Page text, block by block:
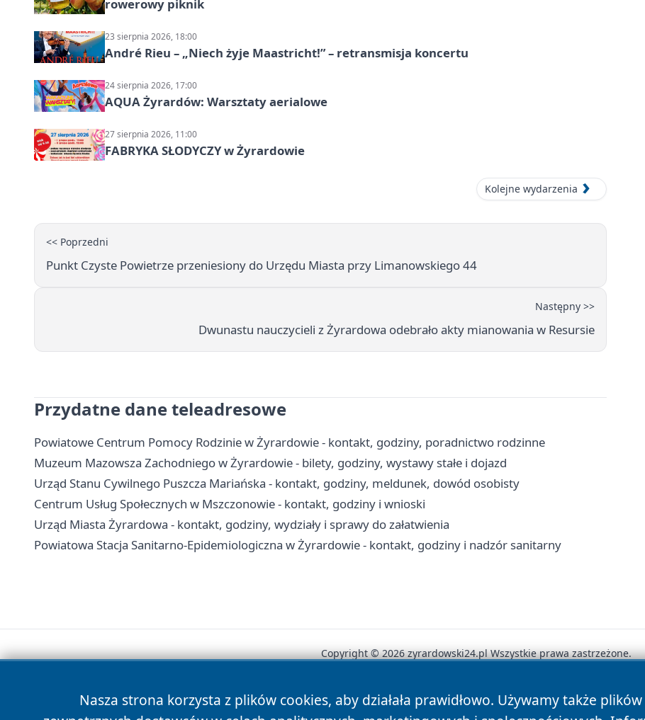
rowerowy piknik
23 sierpnia 2026, 18:00
André Rieu – „Niech żyje Maastricht!” – retransmisja koncertu
24 sierpnia 2026, 17:00
AQUA Żyrardów: Warsztaty aerialowe
27 sierpnia 2026, 11:00
FABRYKA SŁODYCZY w Żyrardowie
Kolejne wydarzenia
<< Poprzedni
Punkt Czyste Powietrze przeniesiony do Urzędu Miasta przy Limanowskiego 44
Następny >>
Dwunastu nauczycieli z Żyrardowa odebrało akty mianowania w Resursie
Przydatne dane teleadresowe
Powiatowe Centrum Pomocy Rodzinie w Żyrardowie - kontakt, godziny, poradnictwo rodzinne
Muzeum Mazowsza Zachodniego w Żyrardowie - bilety, godziny, wystawy stałe i dojazd
Urząd Stanu Cywilnego Puszcza Mariańska - kontakt, godziny, meldunek, dowód osobisty
Centrum Usług Społecznych w Mszczonowie - kontakt, godziny i wnioski
Urząd Miasta Żyrardowa - kontakt, godziny, wydziały i sprawy do załatwienia
Powiatowa Stacja Sanitarno-Epidemiologiczna w Żyrardowie - kontakt, godziny i nadzór sanitarny
Nasza strona korzysta z plików cookies, aby działała prawidłowo. Używamy także
Copyright © 2026 zyrardowski24.pl Wszystkie prawa zastrzeżone.
News Autorzy Polityka Prywatności Polityka Cookies